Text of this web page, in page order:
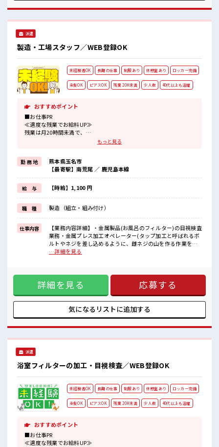
人数の職場でこじんまり。 職場の仲間との交流もできちゃう
かも？ キバツ過ぎなければ髪色・髪型は自由！ あなたの個性
派遣
製造・工場スタッフ／WEB登録OK
未経験者OK 長期の仕事 制服あり 休憩室あり ロッカー完備
染髪OK ピアスOK 残業 20H未満 少人数 40代以上も活躍
おすすめポイント
■お仕事PR
≪適度な残業でお給料UP≫
残業は月20時間未満で、
明るすぎたり奇抜でなければ基本的に自由！
(規定有)制服があると毎日の服選びに悩まずOK♪
≪未経験の方も大カンゲイ≫
新しいことにチャレンジするのは不安だけど、
しっかり働く環境が整っています！
イチからスキルUP・ステップUP目指していきましょう！
≪自分に向いている仕事が探せる≫
困った事などがあれば、
担当がしっかりサポートします！
■職場の雰囲気
少人数の職場でこじんまり。
職場の仲間との交流もできちゃうかも？
仕事の合間の息抜きは休憩室で♪
もっと見る
勤 務 地
熊本県玉名市
【最寄駅】南荒尾 ／ 鹿児島本線
給 与 【時給】1,100 円
職 種 製造（組立・組み付け）
仕事内容
【業務内容詳細】・金属製品(お風呂のフィルター)の目視検査
業務・金属プレス加工オペレーター(タップ加工と呼ばれるボ
ルトやネジを差し込めるように、雌ネジの山を作る作業を行
います。部品をセットしボタンを押すだけです。)【取扱製品
♪ ≪ヘアカラーOKで自由な雰囲気の職場≫ 明るすぎたり奇
抜でなければ基本的に自由！ (規定有)制服があると毎日の服
選びに悩まずOK♪ ≪未経験の方も大カンゲイ≫ 新しいこと
にチャレンジするのは不安だけど、 しっかり働く環境が整っ
ています！ イチからスキルUP・ステップUP目指していきま
しょう！ ≪自分に向いている仕事が探せる≫ 困った事などが
人数の職場でこじんまり。 職場の仲間との交流もできちゃう
かも？ キバツ過ぎなければ髪色・髪型は自由！ あなたの個性
…詳細を見る
詳細を見る 応募する
気になるリストに追加する
派遣
浴室フィルターの加工・目視検査／WEB登録OK
未経験者OK 長期の仕事 制服あり 休憩室あり ロッカー完備
染髪OK ピアスOK 残業 20H未満 少人数 40代以上も活躍
おすすめポイント
■お仕事PR
≪適度な残業でお給料UP≫